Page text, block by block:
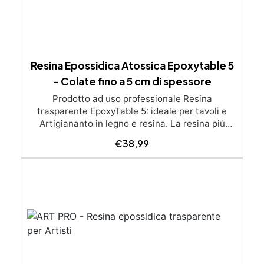
Resina Epossidica Atossica Epoxytable 5
- Colate fino a 5 cm di spessore
Prodotto ad uso professionale Resina
trasparente EpoxyTable 5: ideale per tavoli e
Artigiananto in legno e resina. La resina più
perfetta per colate di alto spessore fino a 5 cm.
Applicazioni Principali: Realizzazione di tavoli in
spessore dentro stampi e cassaforme
Caratteristiche principali: ✅ Bassissima
€38,99